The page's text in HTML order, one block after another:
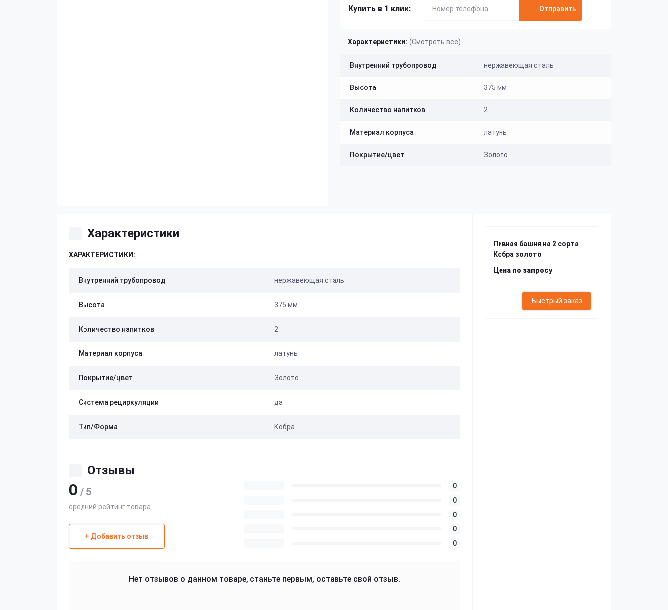
Купить в 1 клик: Отправить
Характеристики: (Смотреть все)
Внутренний трубопровод нержавеющая сталь
Высота 375 мм
Количество напитков 2
Материал корпуса латунь
Покрытие/цвет Золото
Характеристики
ХАРАКТЕРИСТИКИ:
Внутренний трубопровод нержавеющая сталь
Высота 375 мм
Количество напитков 2
Материал корпуса латунь
Покрытие/цвет Золото
Система рециркуляции да
Тип/Форма Кобра
Отзывы
0 / 5
средний рейтинг товара
+ Добавить отзыв
0
0
0
0
0
Нет отзывов о данном товаре, станьте первым, оставьте свой отзыв.
Пивная башня на 2 сорта
Кобра золото
Цена по запросу
Быстрый заказ